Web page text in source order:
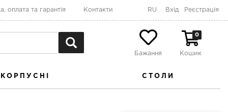
оплата та гарантія Контакти RU Вхід Реєстрація
Бажання
0
Кошик
КОРПУСНІ СТОЛИ